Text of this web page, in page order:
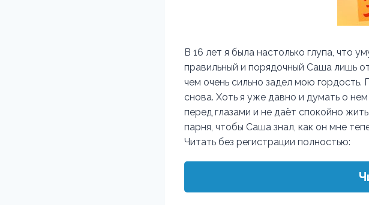
В 16 лет я была настолько глупа, что
правильный и порядочный Саша лишь
чем очень сильно задел мою
снова. Хоть я уже давно и думать о
перед глазами и не даёт спокойно
парня, чтобы Саша знал, как он мне
Читать без регистрации полностью: